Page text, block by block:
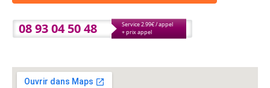
08 93 04 50 48
Service 2.99€ / appel
+ prix appel